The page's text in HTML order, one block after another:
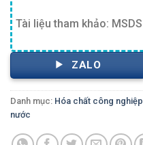
Tài liệu tham khảo: MSDS
ZALO
Danh mục: Hóa chất công nghiệp
nước